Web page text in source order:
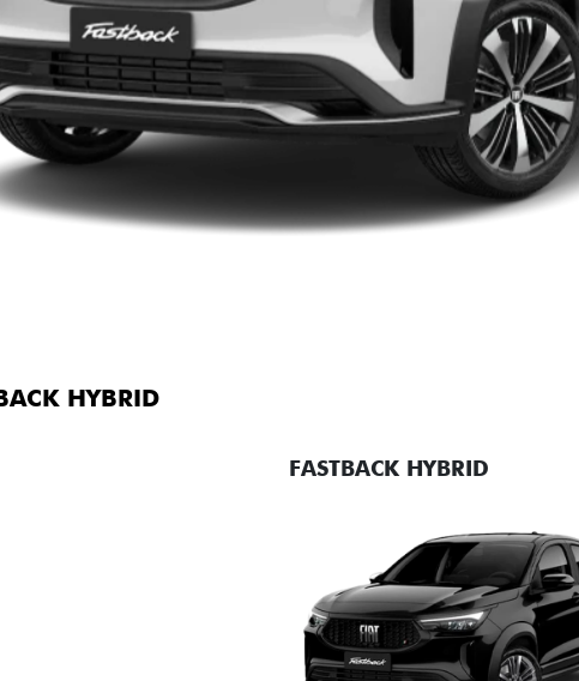
HYBRID
FASTBACK HYBRID